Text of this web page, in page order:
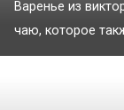
Варенье из
чаю, которое